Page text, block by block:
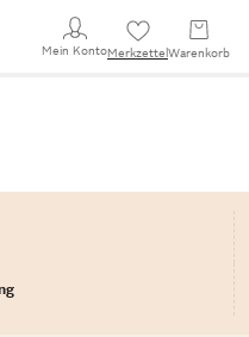
Mein KontoMerkzettel Warenkorb